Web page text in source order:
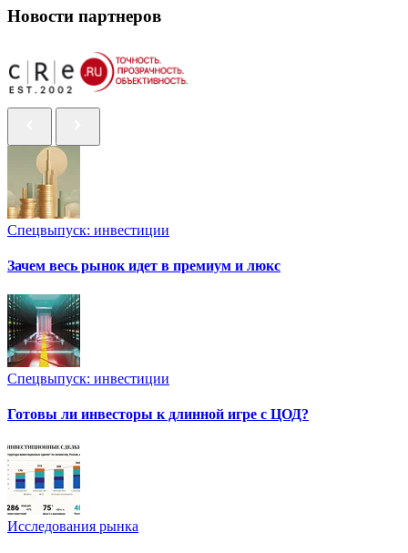
Новости партнеров
Спецвыпуск: инвестиции
Зачем весь рынок идет в премиум и люкс
Спецвыпуск: инвестиции
Готовы ли инвесторы к длинной игре с ЦОД?
Исследования рынка